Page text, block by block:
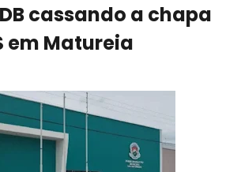
cassando a chapa
em Matureia